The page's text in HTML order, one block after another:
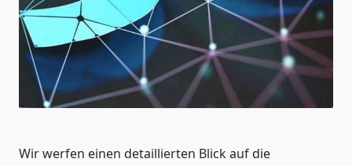
Wir werfen einen detaillierten Blick auf die